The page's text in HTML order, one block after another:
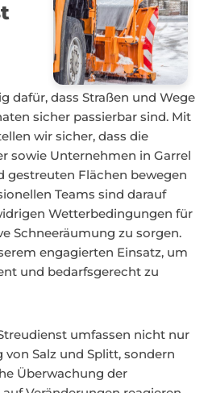
dafür, dass Straßen und Wege
sicher passierbar sind. Mit
wir sicher, dass die
sowie Unternehmen in Garrel
gestreuten Flächen bewegen
Teams sind darauf
Wetterbedingungen für
Schneeräumung zu sorgen.
engagierten Einsatz, um
und bedarfsgerecht zu
umfassen nicht nur
Salz und Splitt, sondern
Überwachung der